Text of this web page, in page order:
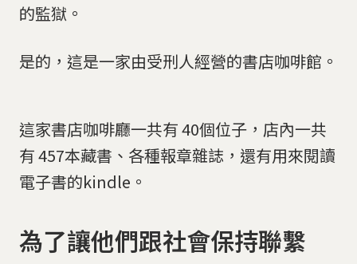
的監獄。
是的，這是一家由受刑人經營的書店咖啡館。
這家書店咖啡廳一共有 40個位子，店內一共
有 457本藏書、各種報章雜誌，還有用來閱讀
電子書的kindle。
為了讓他們跟社會保持聯繫